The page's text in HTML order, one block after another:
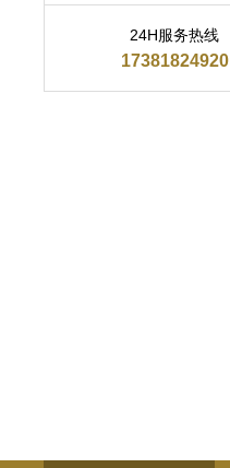
24H服务热线
17381824920